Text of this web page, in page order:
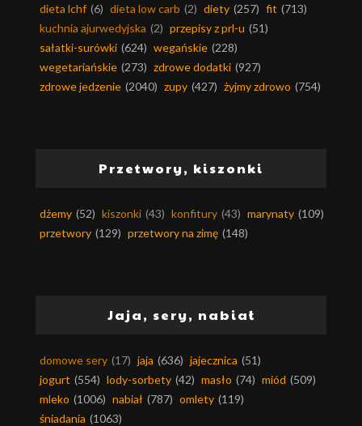
dieta lchf (6) dieta low carb (2) diety (257) fit (713)
kuchnia ajurwedyjska (2) przepisy z prl-u (51)
sałatki-surówki (624) wegańskie (228)
wegetariańskie (273) zdrowe dodatki (927)
zdrowe jedzenie (2040) zupy (427) żyjmy zdrowo (754)
Przetwory, kiszonki
dżemy (52) kiszonki (43) konfitury (43) marynaty (109)
przetwory (129) przetwory na zimę (148)
Jaja, sery, nabiał
domowe sery (17) jaja (636) jajecznica (51)
jogurt (554) lody-sorbety (42) masło (74) miód (509)
mleko (1006) nabiał (787) omlety (119)
śniadania (1063)